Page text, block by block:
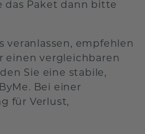
das Paket dann bitte
veranlassen, empfehlen
einen vergleichbaren
Sie eine stabile,
Bei einer
für Verlust,